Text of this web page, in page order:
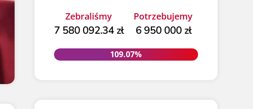
Zebraliśmy
7 580 092.34 zł
Potrzebujemy
6 950 000 zł
109.07%
109.07%